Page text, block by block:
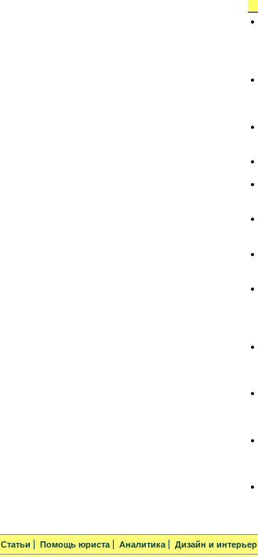
Статьи Помощь юриста Аналитика Дизайн и интерьер